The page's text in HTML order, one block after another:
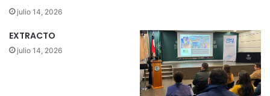
julio 14, 2026
EXTRACTO
julio 14, 2026